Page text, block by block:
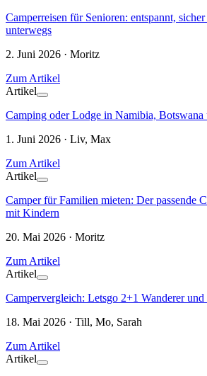
Camperreisen für Senioren: entspannt,
unterwegs
2. Juni 2026 · Moritz
Zum Artikel
Artikel
Camping oder Lodge in Namibia, Botswana
1. Juni 2026 · Liv, Max
Zum Artikel
Artikel
Camper für Familien mieten: Der passende
mit Kindern
20. Mai 2026 · Moritz
Zum Artikel
Artikel
Campervergleich: Letsgo 2+1 Wanderer und
18. Mai 2026 · Till, Mo, Sarah
Zum Artikel
Artikel